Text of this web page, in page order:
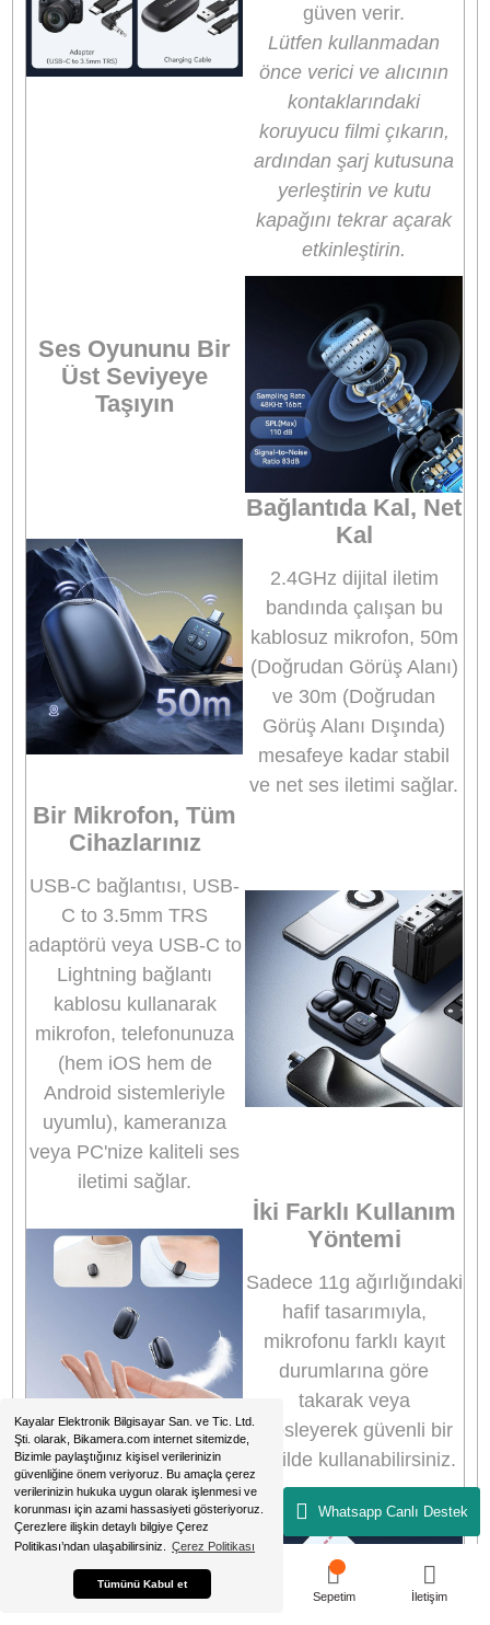
Ulanzi A30 Wireless Lavalier Tiny
kompakt yapısı, yüksek ses kalitesi ve
taşınabilirliği ile video çekimlerini
profesyonelleştiren mükemmel bir ses
Kablosuz kullanım özelliği, kullanıcıya büyük bir
esneklik sağlar. Taşıması son derece kolay olan
bu mikrofon, vloglar, röportajlar, seyahat
ve dış mekan çekimlerinde rahatlıkla
Ulanzi A30
, içerik
üreticileri için ideal bir çözüm sunar.
Daha Uzağa
Gitmek İçin
Her mikrofonla 5
kayıt süresinin
çıkarın ve şarj
kutusunda ek olarak
saat daha kaydedin.
Kullanırken şarj
ömrünü gösteren
göstergeler ile size
güven verir.
Lütfen kullanmadan